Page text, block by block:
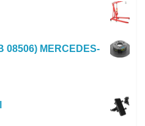
08506) MERCEDES-